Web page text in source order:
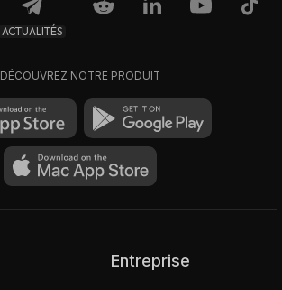
ACTUALITÉS
DÉCOUVREZ NOTRE PRODUIT
Entreprise